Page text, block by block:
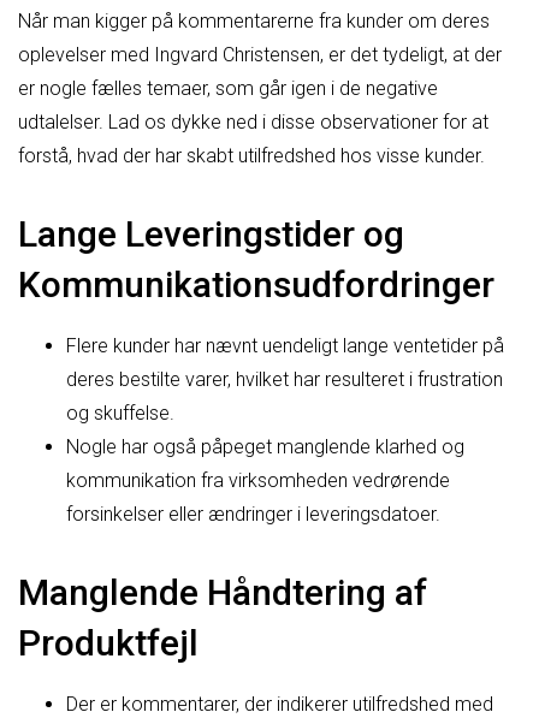
Når man kigger på kommentarerne fra kunder om deres
oplevelser med Ingvard Christensen, er det tydeligt, at der
er nogle fælles temaer, som går igen i de negative
udtalelser. Lad os dykke ned i disse observationer for at
forstå, hvad der har skabt utilfredshed hos visse kunder.
Lange Leveringstider og
Kommunikationsudfordringer
Flere kunder har nævnt uendeligt lange ventetider på
deres bestilte varer, hvilket har resulteret i frustration
og skuffelse.
Nogle har også påpeget manglende klarhed og
kommunikation fra virksomheden vedrørende
forsinkelser eller ændringer i leveringsdatoer.
Manglende Håndtering af
Produktfejl
Der er kommentarer, der indikerer utilfredshed med